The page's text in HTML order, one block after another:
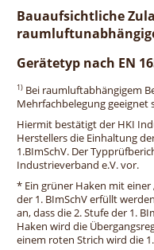
Bauaufsichtliche
Gerätetyp nach EN
1) Bei raumluftabhängigem
Mehrfachbelegung geeignet
Hiermit bestätigt der HKI
Herstellers die Einhaltung
1.BImSchV. Der
Industrieverband e.V. vor.
* Ein grüner Haken mit einer
der 1. BImSchV erfüllt
an, dass die 2. Stufe der 1.
Haken wird die
einem roten Strich wird die